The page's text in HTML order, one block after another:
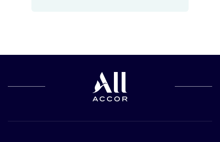
les petits
Hôtels avec
piscine à
Hôtels de